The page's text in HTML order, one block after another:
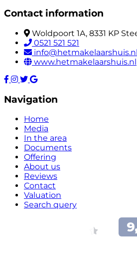
Contact information
Woldpoort 1A, 8331 KP
0521 521 521
info@hetmakelaarshuis.nl
www.hetmakelaarshuis.nl
Navigation
Home
Media
In the area
Documents
Offering
About us
Reviews
Contact
Valuation
Search query